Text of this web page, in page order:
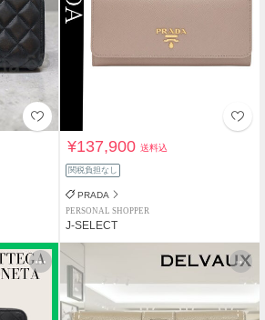
¥137,900送料込
関税負担なし
PRADA
PERSONAL SHOPPER
J-SELECT